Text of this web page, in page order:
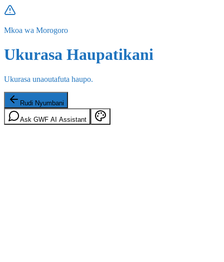
Mkoa wa Morogoro
Ukurasa Haupatikani
Ukurasa unaoutafuta haupo.
Rudi Nyumbani
Ask GWF AI Assistant